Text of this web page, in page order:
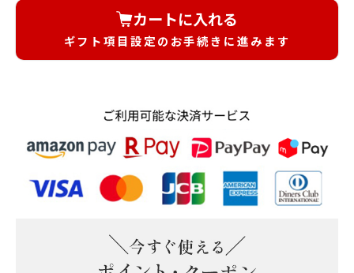
天然香木のお線香＆菊てま
天然香木のお線香＆菊てまり
桜のお線香＆菊てまりブー
桜のお線香＆菊てまりブーケ
そのまま飾れる“こねこ”の
ブーケ(M)
そのまま飾れる“こいぬ”のブ
ーケ(M)
ーケ(M)
小さな花束の詰め合わせ(5個
カートに入れる
ギフト項目設定のお手続きに進みます